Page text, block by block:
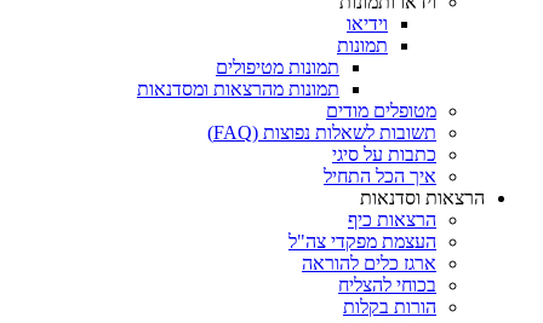
וידיאו
תמונות
תמונות מטיפולים
תמונות מהרצאות ומסדנאות
מטופלים מודים
תשובות לשאלות נפוצות (FAQ)
כתבות על סיגי
איך הכל התחיל
הרצאות וסדנאות
הרצאות כיף
העצמת מפקדי צה"ל
ארגז כלים להוראה
בכוחי להצליח
הורות בקלות